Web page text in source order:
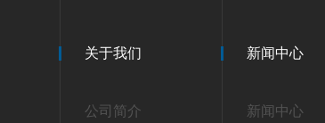
关于我们
公司简介
新闻中心
新闻中心